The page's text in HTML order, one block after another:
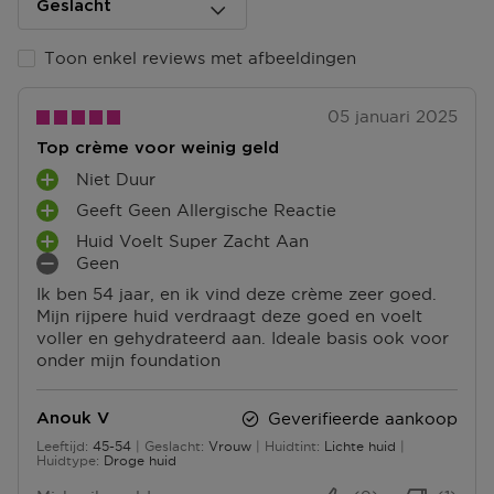
Na ontvangst van jouw bestelling producten heb je 14
dagen om deze (gedeeltelijk) terug te sturen of te
herroepen. Na de herroeping heb je dan nog eens 14
dagen de tijd om de producten te retourneren. Om
jouw bestelling te herroepen, kun je contact met ons
opnemen of gebruikmaken van een
voor herroeping
Omruilen of terugbrengen in de winkel
Je mag het product ook terugbrengen of omruilen in
orderbevestiging mee.
Ga naar meer info en FAQ’s over retourneren.
Geslacht
Toon enkel reviews met afbeeldingen
05 januari 2025
Top crème voor weinig geld
Ik ben 54 jaar, en ik vind deze crème zeer goed.
Mijn rijpere huid verdraagt deze goed en voelt
voller en gehydrateerd aan. Ideale basis ook voor
onder mijn foundation
P
L
U
S
P
U
N
T
E
N
Niet Duur
P
L
U
S
P
E
N
Geeft Geen Allergische Reactie
P
L
U
S
P
U
E
N
Huid Voelt Super Zacht Aan
M
N
P
U
E
N
Geen
Anouk V
Leeftijd
45 tot 5445-54 Geslacht Vrouw Huidtint
Lichte huid
Huidtype
Droge huid
Geverifieerde aankoop